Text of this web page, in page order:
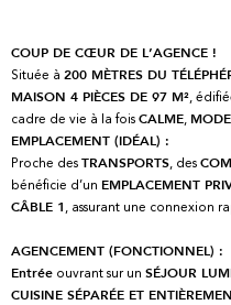
COUP DE CŒUR DE L’AGENCE !
Située à 200 MÈTRES DU
MAISON 4 PIÈCES DE 97 M²,
cadre de vie à la fois CALME,
EMPLACEMENT (IDÉAL) :
Proche des TRANSPORTS, des
bénéficie d’un EMPLACEMENT
CÂBLE 1 , assurant une connexion
AGENCEMENT (FONCTIONNEL) :
Entrée ouvrant sur un SÉJOUR
CUISINE SÉPARÉE ET